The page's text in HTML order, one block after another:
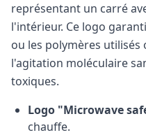
représentant un carré
l'intérieur. Ce logo
ou les polymères
l'agitation moléculaire
toxiques.
Logo "Microwave
chauffe.